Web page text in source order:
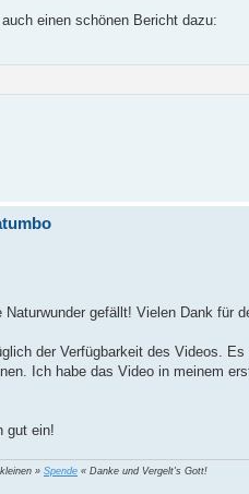
einen schönen Bericht dazu:
gefällt! Vielen Dank für
der Verfügbarkeit des Videos.
Ich habe das Video in meinem
gut ein!
» Spende « Danke und Vergelt's Gott!